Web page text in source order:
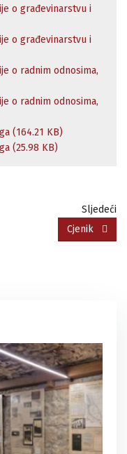
o građevinarstvu i
o građevinarstvu i
o radnim odnosima,
o radnim odnosima,
(164.21 KB)
(25.98 KB)
Sljedeći
Cjenik
25
PROSINAC